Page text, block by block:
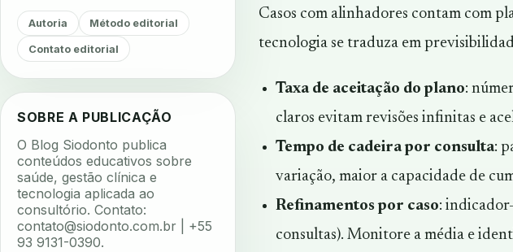
Autoria Método editorial
Contato editorial
SOBRE A PUBLICAÇÃO
O Blog Siodonto publica
conteúdos educativos sobre
saúde, gestão clínica e
tecnologia aplicada ao
consultório. Contato:
contato@siodonto.com.br | +55
93 9131-0390.
Casos com alinhadores contam com
tecnologia se traduza em
Taxa de aceitação do plano:
claros evitam revisões infinitas e
Tempo de cadeira por consulta:
variação, maior a capacidade de
Refinamentos por caso:
consultas). Monitore a média e